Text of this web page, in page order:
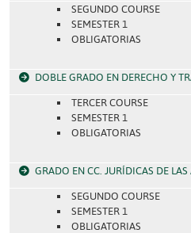
SEGUNDO COURSE
SEMESTER 1
OBLIGATORIAS
DOBLE GRADO EN DERECHO Y
TERCER COURSE
SEMESTER 1
OBLIGATORIAS
GRADO EN CC. JURÍDICAS DE
SEGUNDO COURSE
SEMESTER 1
OBLIGATORIAS